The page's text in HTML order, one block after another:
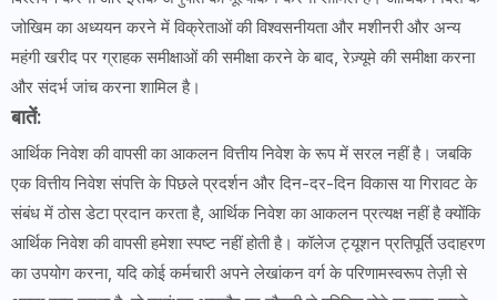
जोखिम का अध्ययन करने में विक्रेताओं की विश्वसनीयता और मशीनरी और अन्य
महंगी खरीद पर ग्राहक समीक्षाओं की समीक्षा करने के बाद, रेज़्यूमे की समीक्षा करना
और संदर्भ जांच करना शामिल है।
बातें:
आर्थिक निवेश की वापसी का आकलन वित्तीय निवेश के रूप में सरल नहीं है। जबकि
एक वित्तीय निवेश संपत्ति के पिछले प्रदर्शन और दिन-दर-दिन विकास या गिरावट के
संबंध में ठोस डेटा प्रदान करता है, आर्थिक निवेश का आकलन प्रत्यक्ष नहीं है क्योंकि
आर्थिक निवेश की वापसी हमेशा स्पष्ट नहीं होती है। कॉलेज ट्यूशन प्रतिपूर्ति उदाहरण
का उपयोग करना, यदि कोई कर्मचारी अपने लेखांकन वर्ग के परिणामस्वरूप तेज़ी से